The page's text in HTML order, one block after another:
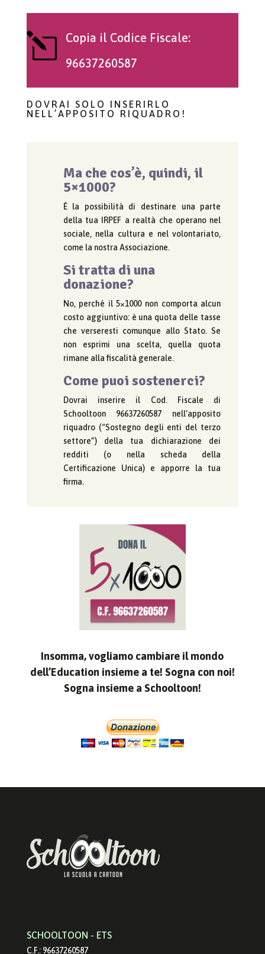
l
Copia il Codice Fiscale:
96637260587
DOVRAI SOLO INSERIRLO
NELL’APPOSITO RIQUADRO!
Ma che cos’è, quindi, il
5×1000?
È la possibilità di destinare una parte
della tua IRPEF a realtà che operano nel
sociale, nella cultura e nel volontariato,
come la nostra Associazione.
Si tratta di una
donazione?
No, perché il 5×1000 non comporta alcun
costo aggiuntivo: è una quota delle tasse
che verseresti comunque allo Stato. Se
non esprimi una scelta, quella quota
rimane alla fiscalità generale.
Come puoi sostenerci?
Dovrai inserire il Cod. Fiscale di
Schooltoon 96637260587 nell’apposito
riquadro (“Sostegno degli enti del terzo
settore”) della tua dichiarazione dei
redditi (o nella scheda della
Certificazione Unica) e apporre la tua
firma.
Insomma, vogliamo cambiare il mondo
dell’Education insieme a te! Sogna con noi!
Sogna insieme a Schooltoon!
SCHOOLTOON - ETS
C.F.: 96637260587